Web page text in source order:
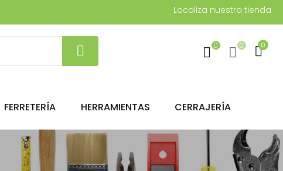
Localiza nuestra tienda
0
0 0
FERRETERÍA HERRAMIENTAS CERRAJERÍA